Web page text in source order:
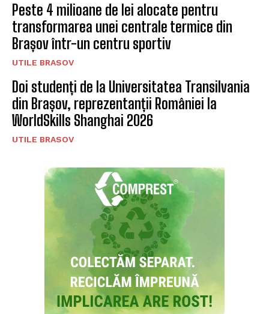
Peste 4 milioane de lei alocate pentru
transformarea unei centrale termice din
Brașov într-un centru sportiv
UTILE BRASOV
Doi studenți de la Universitatea Transilvania
din Brașov, reprezentanții României la
WorldSkills Shanghai 2026
UTILE BRASOV